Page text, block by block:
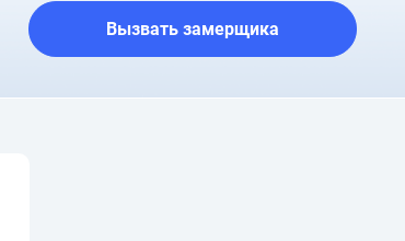
Вызвать замерщика